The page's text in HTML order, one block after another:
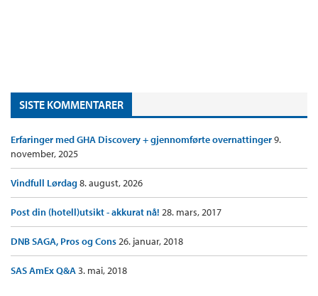
SISTE KOMMENTARER
Erfaringer med GHA Discovery + gjennomførte overnattinger9.
november, 2025
Vindfull Lørdag8. august, 2026
Post din (hotell)utsikt - akkurat nå! 28. mars, 2017
DNB SAGA, Pros og Cons26. januar, 2018
SAS AmEx Q&A3. mai, 2018